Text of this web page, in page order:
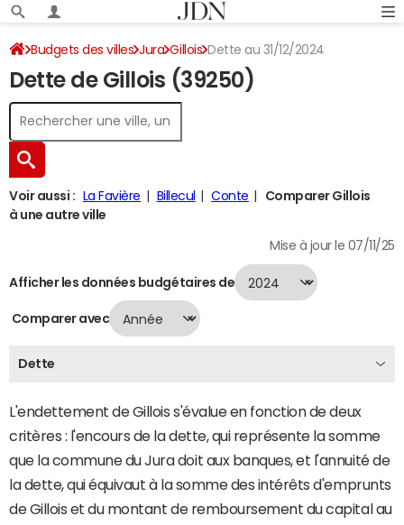
Budgets des villes Jura Gillois Dette au 31/12/2024
Dette de Gillois (39250)
Voir aussi : La Favière Billecul Conte
Comparer Gillois
à une autre ville
Mise à jour le 07/11/25
Afficher les données budgétaires de
Comparer avec
Dette
L'endettement de Gillois s'évalue en fonction de deux
critères : l'encours de la dette, qui représente la somme
que la commune du Jura doit aux banques, et l'annuité de
la dette, qui équivaut à la somme des intérêts d'emprunts
de Gillois et du montant de remboursement du capital au